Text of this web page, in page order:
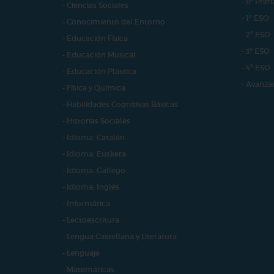
- Ciencias Sociales
- Conocimiento del Entorno
- Educación Física
- Educación Musical
- Educación Plástica
- Física y Química
- Habilidades Cognitivas Básicas
- Historias Sociales
- Idioma: Catalán
- Idioma: Euskera
- Idioma: Gallego
- Idioma: Inglés
- Informática
- Lectoescritura
- Lengua Castellana y Literatura
- Lenguaje
- Matemáticas
- 1º ESO
- 2º ESO
- 3º ESO
- 4º ESO
-